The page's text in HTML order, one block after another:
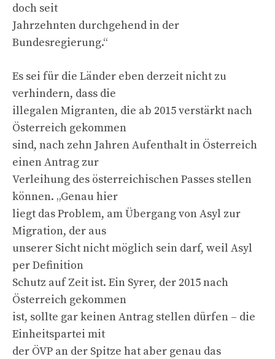
doch seit
Jahrzehnten durchgehend in der
Bundesregierung.“
Es sei für die Länder eben derzeit nicht zu
verhindern, dass die
illegalen Migranten, die ab 2015 verstärkt nach
Österreich gekommen
sind, nach zehn Jahren Aufenthalt in Österreich
einen Antrag zur
Verleihung des österreichischen Passes stellen
können. „Genau hier
liegt das Problem, am Übergang von Asyl zur
Migration, der aus
unserer Sicht nicht möglich sein darf, weil Asyl
per Definition
Schutz auf Zeit ist. Ein Syrer, der 2015 nach
Österreich gekommen
ist, sollte gar keinen Antrag stellen dürfen – die
Einheitspartei mit
der ÖVP an der Spitze hat aber genau das